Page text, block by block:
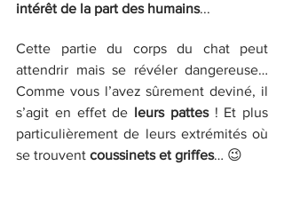
intérêt de la part des humains...
Cette partie du corps du chat peut
attendrir mais se révéler dangereuse…
Comme vous l’avez sûrement deviné, il
s’agit en effet de leurs pattes ! Et plus
particulièrement de leurs extrémités où
se trouvent coussinets et griffes… 😉